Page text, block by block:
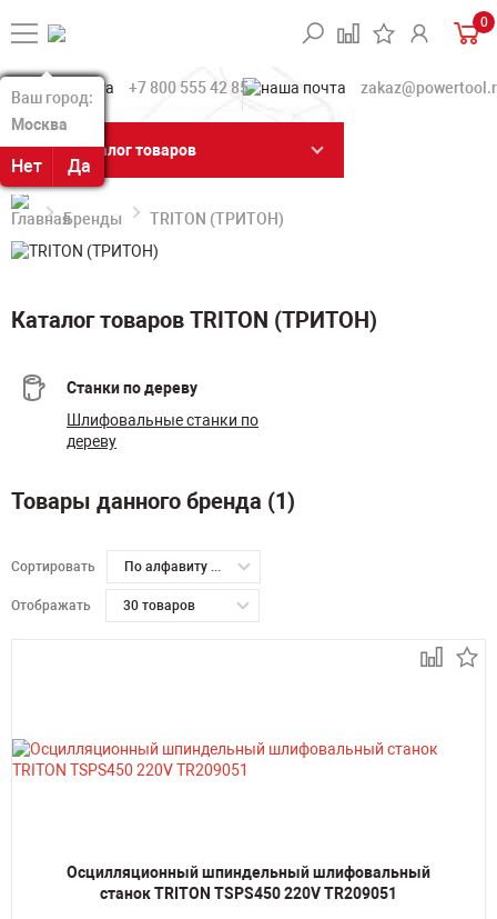
Ваш город:
Москва
Нет Да
Ваш город:
Москва
Нет Да
0
+7 800 555 42 85
Каталог товаров
Бренды TRITON (ТРИТОН)
Каталог товаров TRITON (ТРИТОН)
Станки по дереву
Шлифовальные станки по
дереву
Товары данного бренда (1)
Сортировать По алфавиту А-Я
Отображать 30 товаров
Осцилляционный шпиндельный шлифовальный
станок TRITON TSPS450 220V TR209051